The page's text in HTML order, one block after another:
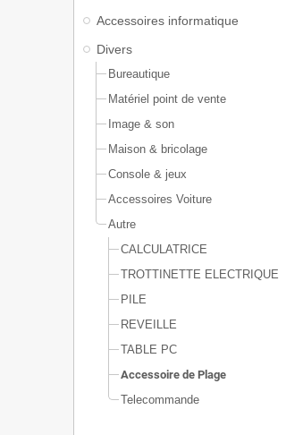
Accessoires informatique
Divers
Bureautique
Matériel point de vente
Image & son
Maison & bricolage
Console & jeux
Accessoires Voiture
Autre
CALCULATRICE
TROTTINETTE ELECTRIQUE
PILE
REVEILLE
TABLE PC
Accessoire de Plage
Telecommande